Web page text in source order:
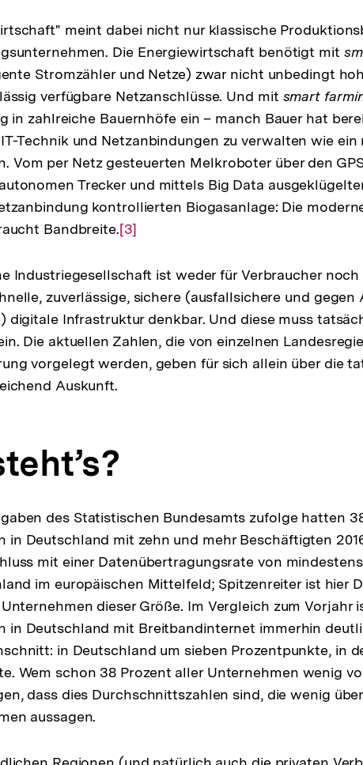
meint dabei nicht nur klassische
Die Energiewirtschaft benötigt mit
Stromzähler und Netze) zwar nicht unbedingt
verfügbare Netzanschlüsse. Und mit smart
in zahlreiche Bauernhöfe ein – manch Bauer hat
Technik und Netzanbindungen zu verwalten wie
Vom per Netz gesteuerten Melkroboter über den
Trecker und mittels Big Data
kontrollierten Biogasanlage: Die
Bandbreite.Zur
der
Fußnote
[3]
Industriegesellschaft ist weder für Verbraucher
zuverlässige, sichere (ausfallsichere und gegen
digitale Infrastruktur denkbar. Und diese muss
Die aktuellen Zahlen, die von einzelnen
vorgelegt werden, geben für sich allein über die
Auskunft.
des Statistischen Bundesamts zufolge hatten
in Deutschland mit zehn und mehr Beschäftigten
mit einer Datenübertragungsrate von
im europäischen Mittelfeld; Spitzenreiter ist hier
dieser Größe. Im Vergleich zum Vorjahr
in Deutschland mit Breitbandinternet immerhin
in Deutschland um sieben Prozentpunkte, in
Wem schon 38 Prozent aller Unternehmen wenig
dass dies Durchschnittszahlen sind, die wenig
aussagen.